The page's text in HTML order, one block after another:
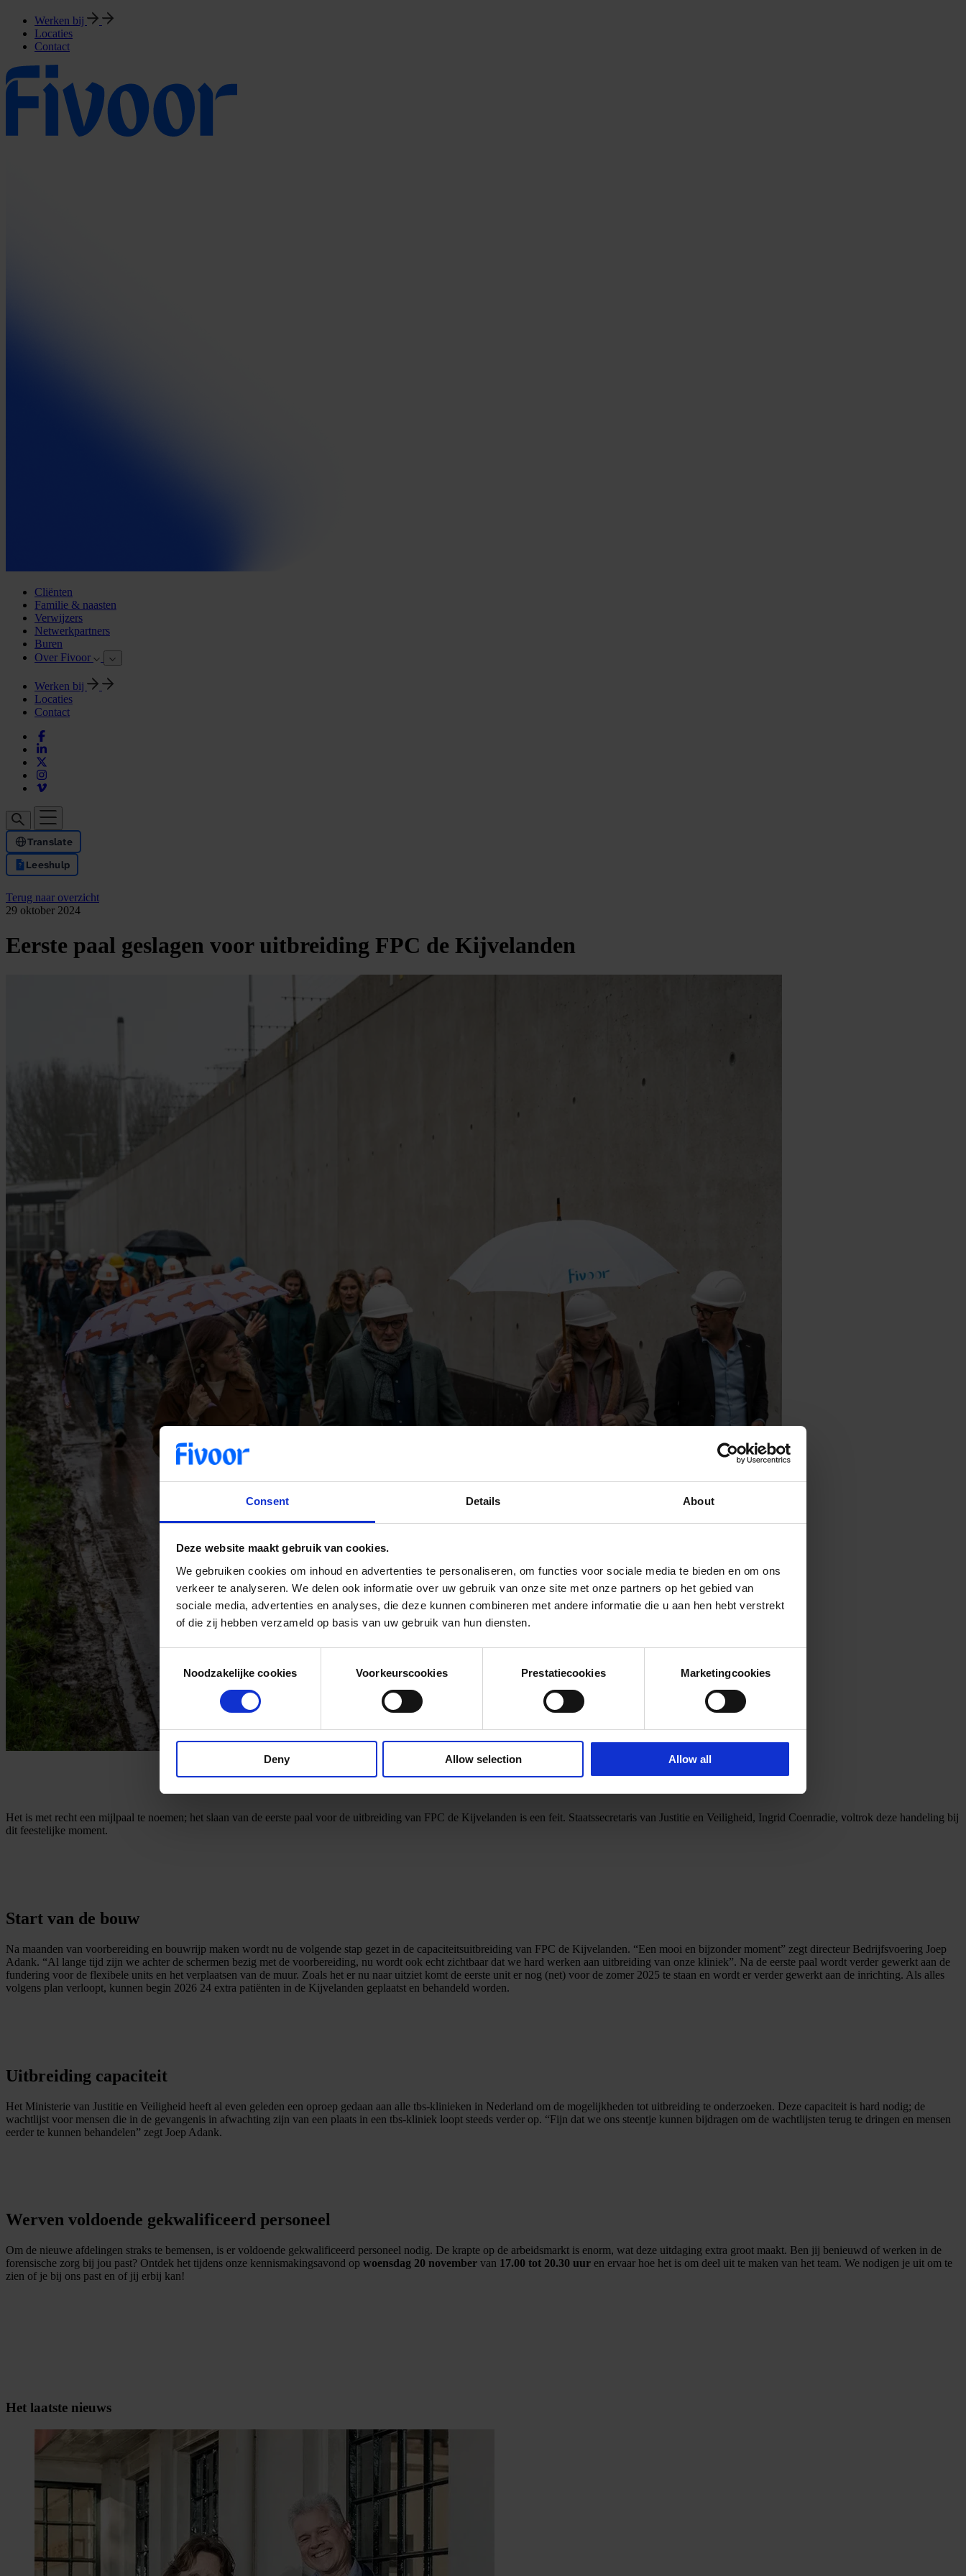
Consent Details About
Deze website maakt gebruik van cookies.
We gebruiken cookies om inhoud en advertenties te personaliseren, om functies voor sociale media te bieden en om ons
verkeer te analyseren. We delen ook informatie over uw gebruik van onze site met onze partners op het gebied van
sociale media, advertenties en analyses, die deze kunnen combineren met andere informatie die u aan hen hebt verstrekt
of die zij hebben verzameld op basis van uw gebruik van hun diensten.
SelectionNoodzakelijke cookies Voorkeurscookies Prestatiecookies Marketingcookies
Deny Allow selection Allow all
Werken bij
Locaties
Contact
Cliënten
Familie & naasten
Verwijzers
Netwerkpartners
Buren
Over Fivoor
Werken bij
Locaties
Contact
Translate
Leeshulp
Terug naar overzicht
29 oktober 2024
Eerste paal geslagen voor uitbreiding FPC de Kijvelanden
Het is met recht een mijlpaal te noemen; het slaan van de eerste paal voor de uitbreiding van FPC de Kijvelanden is een feit. Staatssecretaris van Justitie en Veiligheid, Ingrid Coenradie, voltrok deze handeling bij
dit feestelijke moment.
Start van de bouw
Na maanden van voorbereiding en bouwrijp maken wordt nu de volgende stap gezet in de capaciteitsuitbreiding van FPC de Kijvelanden. “Een mooi en bijzonder moment” zegt directeur Bedrijfsvoering Joep
Adank. “Al lange tijd zijn we achter de schermen bezig met de voorbereiding, nu wordt ook echt zichtbaar dat we hard werken aan uitbreiding van onze kliniek”. Na de eerste paal wordt verder gewerkt aan de
fundering voor de flexibele units en het verplaatsen van de muur. Zoals het er nu naar uitziet komt de eerste unit er nog (net) voor de zomer 2025 te staan en wordt er verder gewerkt aan de inrichting. Als alles
volgens plan verloopt, kunnen begin 2026 24 extra patiënten in de Kijvelanden geplaatst en behandeld worden.
Uitbreiding capaciteit
Het Ministerie van Justitie en Veiligheid heeft al even geleden een oproep gedaan aan alle tbs-klinieken in Nederland om de mogelijkheden tot uitbreiding te onderzoeken. Deze capaciteit is hard nodig; de
wachtlijst voor mensen die in de gevangenis in afwachting zijn van een plaats in een tbs-kliniek loopt steeds verder op. “Fijn dat we ons steentje kunnen bijdragen om de wachtlijsten terug te dringen en mensen
eerder te kunnen behandelen” zegt Joep Adank.
Werven voldoende gekwalificeerd personeel
Om de nieuwe afdelingen straks te bemensen, is er voldoende gekwalificeerd personeel nodig. De krapte op de arbeidsmarkt is enorm, wat deze uitdaging extra groot maakt. Ben jij benieuwd of werken in de
forensische zorg bij jou past? Ontdek het tijdens onze kennismakingsavond op woensdag 20 november van 17.00 tot 20.30 uur en ervaar hoe het is om deel uit te maken van het team. We nodigen je uit om te
zien of je bij ons past en of jij erbij kan!
Het laatste nieuws